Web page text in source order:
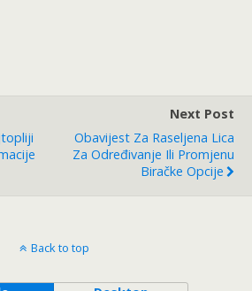
Next Post
Obavijest Za Raseljena Lica
Za Određivanje Ili Promjenu
Biračke Opcije
Back to top